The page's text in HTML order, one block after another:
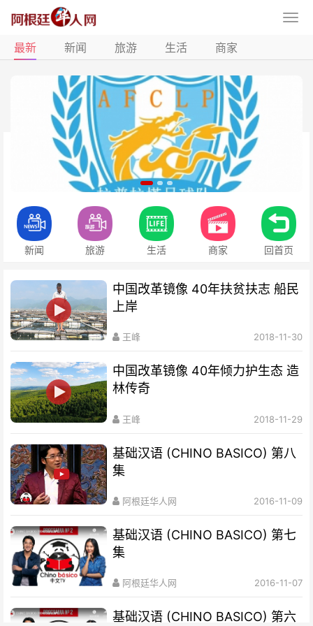
最新 新闻 旅游 生活 商家
新闻 旅游 生活 商家 回首页
中国改革镜像 40年扶贫扶志​ 船民
上岸
王峰 2018-11-30
中国改革镜像 40年倾力护生态 造
林传奇
王峰 2018-11-29
基础汉语 (CHINO BASICO) 第八
集
阿根廷华人网 2016-11-09
基础汉语 (CHINO BASICO) 第七
集
阿根廷华人网 2016-11-07
基础汉语 (CHINO BASICO) 第六